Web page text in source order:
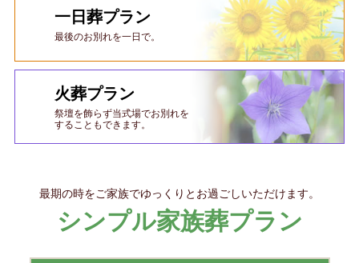
一日葬プラン
最後のお別れを一日で。
火葬プラン
祭壇を飾らず当式場でお別れを
することもできます。
最期の時をご家族でゆっくりとお過ごしいただけます。
シンプル家族葬プラン